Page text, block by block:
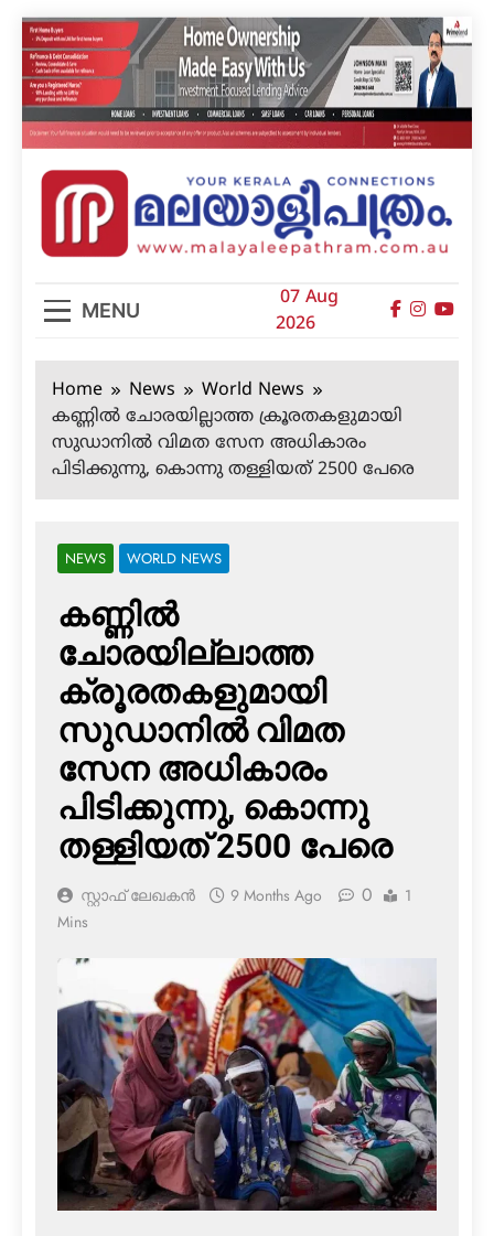
Skip
to
content
മലയാളിപത്രം
MENU
07 Aug
2026
Home News
World News
കണ്ണില്‍ ചോരയില്ലാത്ത ക്രൂരതകളുമായി
സുഡാനില്‍ വിമത സേന അധികാരം
പിടിക്കുന്നു, കൊന്നു തള്ളിയത് 2500 പേരെ
NEWS WORLD NEWS
കണ്ണില്‍
ചോരയില്ലാത്ത
ക്രൂരതകളുമായി
സുഡാനില്‍ വിമത
സേന അധികാരം
പിടിക്കുന്നു, കൊന്നു
തള്ളിയത് 2500 പേരെ
സ്റ്റാഫ് ലേഖകൻ 9 Months Ago 0
1
Mins